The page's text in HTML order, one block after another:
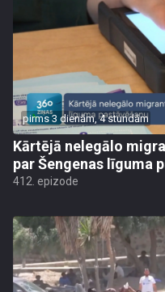
pirms 3 dienām, 4 stundām
Kārtējā nelegālo
par Šengenas līguma
412. epizode